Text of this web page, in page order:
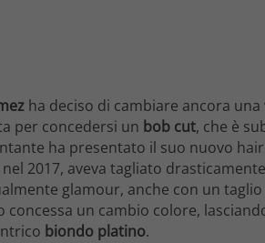
ha deciso di cambiare ancora
per concedersi un bob cut, che è
ha presentato il suo nuovo
nel 2017, aveva tagliato
glamour, anche con un
concessa un cambio colore,
biondo platino.